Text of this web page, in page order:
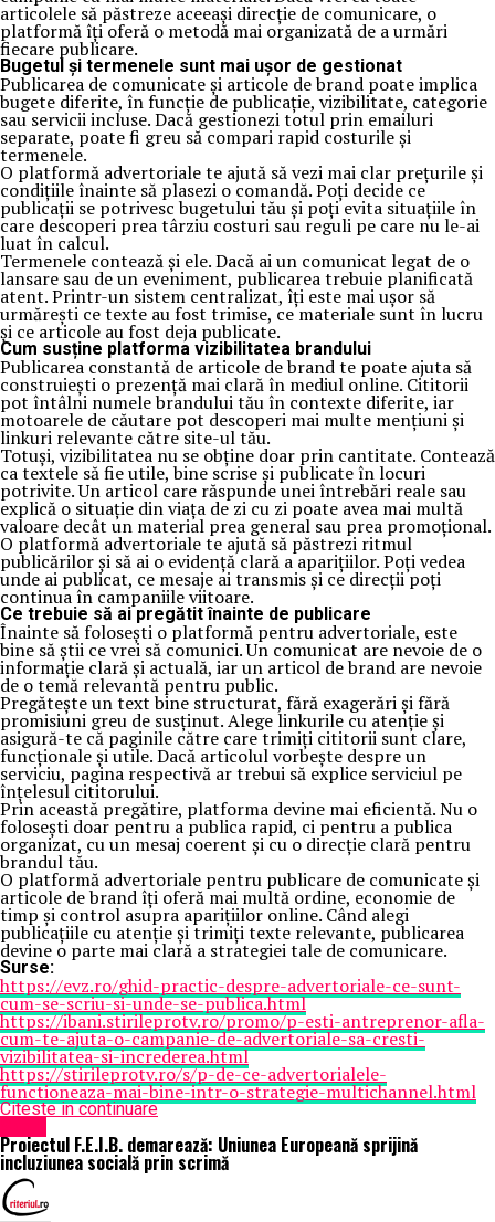
articolele să păstreze aceeași direcție de comunicare, o
platformă îți oferă o metodă mai organizată de a urmări
fiecare publicare.
Bugetul și termenele sunt mai ușor de gestionat
Publicarea de comunicate și articole de brand poate implica
bugete diferite, în funcție de publicație, vizibilitate, categorie
sau servicii incluse. Dacă gestionezi totul prin emailuri
separate, poate fi greu să compari rapid costurile și
termenele.
O platformă advertoriale te ajută să vezi mai clar prețurile și
condițiile înainte să plasezi o comandă. Poți decide ce
publicații se potrivesc bugetului tău și poți evita situațiile în
care descoperi prea târziu costuri sau reguli pe care nu le-ai
luat în calcul.
Termenele contează și ele. Dacă ai un comunicat legat de o
lansare sau de un eveniment, publicarea trebuie planificată
atent. Printr-un sistem centralizat, îți este mai ușor să
urmărești ce texte au fost trimise, ce materiale sunt în lucru
și ce articole au fost deja publicate.
Cum susține platforma vizibilitatea brandului
Publicarea constantă de articole de brand te poate ajuta să
construiești o prezență mai clară în mediul online. Cititorii
pot întâlni numele brandului tău în contexte diferite, iar
motoarele de căutare pot descoperi mai multe mențiuni și
linkuri relevante către site-ul tău.
Totuși, vizibilitatea nu se obține doar prin cantitate. Contează
ca textele să fie utile, bine scrise și publicate în locuri
potrivite. Un articol care răspunde unei întrebări reale sau
explică o situație din viața de zi cu zi poate avea mai multă
valoare decât un material prea general sau prea promoțional.
O platformă advertoriale te ajută să păstrezi ritmul
publicărilor și să ai o evidență clară a aparițiilor. Poți vedea
unde ai publicat, ce mesaje ai transmis și ce direcții poți
continua în campaniile viitoare.
Ce trebuie să ai pregătit înainte de publicare
Înainte să folosești o platformă pentru advertoriale, este
bine să știi ce vrei să comunici. Un comunicat are nevoie de o
informație clară și actuală, iar un articol de brand are nevoie
de o temă relevantă pentru public.
Pregătește un text bine structurat, fără exagerări și fără
promisiuni greu de susținut. Alege linkurile cu atenție și
asigură-te că paginile către care trimiți cititorii sunt clare,
funcționale și utile. Dacă articolul vorbește despre un
serviciu, pagina respectivă ar trebui să explice serviciul pe
înțelesul cititorului.
Prin această pregătire, platforma devine mai eficientă. Nu o
folosești doar pentru a publica rapid, ci pentru a publica
organizat, cu un mesaj coerent și cu o direcție clară pentru
brandul tău.
O platformă advertoriale pentru publicare de comunicate și
articole de brand îți oferă mai multă ordine, economie de
timp și control asupra aparițiilor online. Când alegi
publicațiile cu atenție și trimiți texte relevante, publicarea
devine o parte mai clară a strategiei tale de comunicare.
Surse:
https://evz.ro/ghid-practic-despre-advertoriale-ce-sunt-
cum-se-scriu-si-unde-se-publica.html
https://ibani.stirileprotv.ro/promo/p-esti-antreprenor-afla-
cum-te-ajuta-o-campanie-de-advertoriale-sa-cresti-
vizibilitatea-si-increderea.html
https://stirileprotv.ro/s/p-de-ce-advertorialele-
functioneaza-mai-bine-intr-o-strategie-multichannel.html
Citeste in continuare
Proiectul F.E.I.B. demarează: Uniunea Europeană sprijină
incluziunea socială prin scrimă